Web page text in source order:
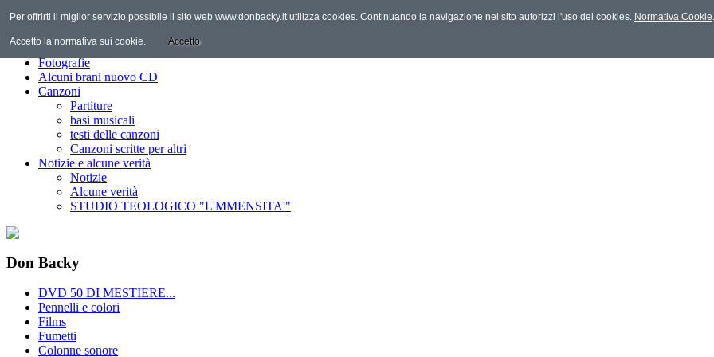
Home
Discografia
Fotografie
Alcuni brani nuovo CD
Canzoni
Partiture
basi musicali
testi delle canzoni
Canzoni scritte per altri
Notizie e alcune verità
Notizie
Alcune verità
STUDIO TEOLOGICO "L'MMENSITA'"
Don Backy
DVD 50 DI MESTIERE...
Pennelli e colori
Films
Fumetti
Colonne sonore
Per offrirti il miglior servizio possibile il sito web www.donbacky.it utilizza cookies. Continuando la navigazione nel sito autorizzi l'uso dei cookies. Normativa Cookie.
Accetto la normativa sui cookie. Accetto